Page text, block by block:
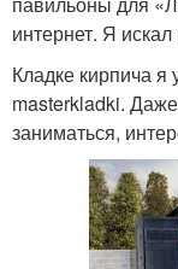
интернет. Я
Кладке кирпича
masterkladki.
заниматься,